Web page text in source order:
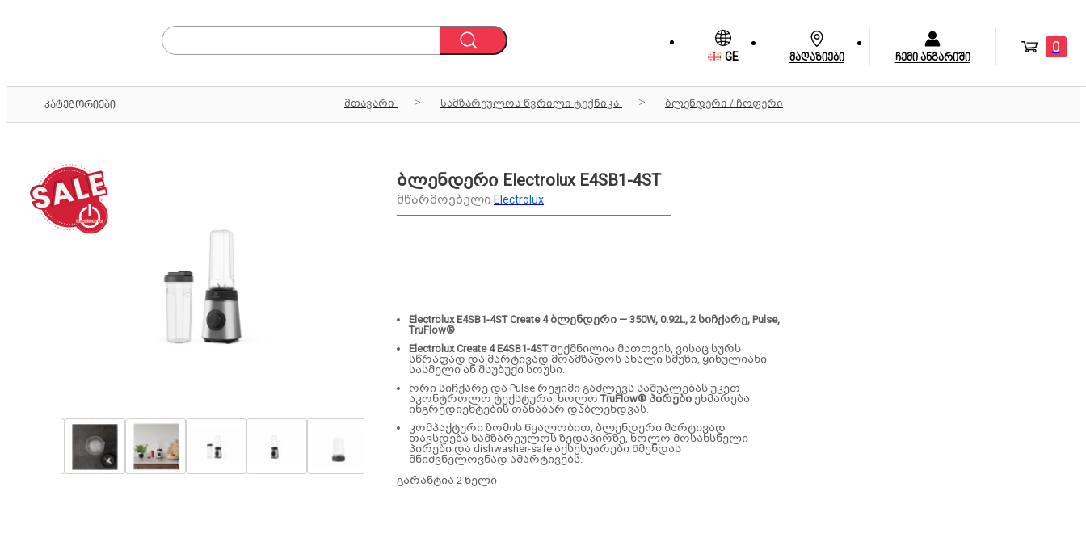
GE მაღაზიები ჩემი ანგარიში
0
კატეგორიები მთავარი სამზარეულოს წვრილი ტექნიკა ბლენდერი / ჩოფერი
ბლენდერი Electrolux E4SB1-4ST
მწარმოებელი Electrolux
Electrolux E4SB1-4ST Create 4 ბლენდერი — 350W, 0.92L, 2 სიჩქარე, Pulse,
TruFlow®
Electrolux Create 4 E4SB1-4STშექმნილია მათთვის, ვისაც სურს
სწრაფად და მარტივად მოამზადოს ახალი სმუზი, ყინულიანი
სასმელი ან მსუბუქი სოუსი.
ორი სიჩქარე და Pulse რეჟიმი გაძლევს საშუალებას უკეთ
აკონტროლო ტექსტურა, ხოლო TruFlow® პირები ეხმარება
ინგრედიენტების თანაბარ დაბლენდვას.
კომპაქტური ზომის წყალობით, ბლენდერი მარტივად
თავსდება სამზარეულოს ზედაპირზე, ხოლო მოსახსნელი
პირები და dishwasher-safe აქსესუარები წმენდას
მნიშვნელოვნად ამარტივებს.
გარანტია 2 წელი